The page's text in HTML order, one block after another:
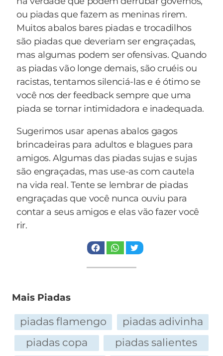
cidade. Tomem medidas e informem resultados
com urgência."
Somente uma semana depois, o Centro Sísmico
recebeu um telegrama que dizia:
"Aqui é da Polícia de Icó. Movimento sísmico
totalmente desarticulado. Richter tentou se
evadir, mas foi abatido a tiros. Desativamos as
zonas. Todas as putas estão presas. Epicentro,
Epifânio, Epicleison e os outros cinco irmãos
estão detidos. Não respondemos antes porque
houve um terremoto da p**... aqui."
ou piadas que fazem as meninas rirem.
Muitos abalos bares piadas e trocadilhos
são piadas que deveriam ser engraçadas,
mas algumas podem ser ofensivas. Quando
as piadas vão longe demais, são cruéis ou
racistas, tentamos silenciá-las e é ótimo se
você nos der feedback sempre que uma
piada se tornar intimidadora e inadequada.
Sugerimos usar apenas abalos gagos
brincadeiras para adultos e blagues para
amigos. Algumas das piadas sujas e sujas
são engraçadas, mas use-as com cautela
na vida real. Tente se lembrar de piadas
engraçadas que você nunca ouviu para
contar a seus amigos e elas vão fazer você
rir.
Mais Piadas
piadas flamengo
piadas adivinha
piadas copa
piadas salientes